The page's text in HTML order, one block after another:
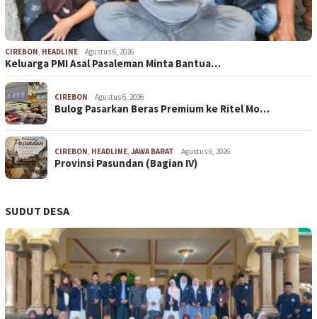
CIREBON HEADLINE Agustus 6, 2026
Keluarga PMI Asal Pasaleman Minta Bantua…
CIREBON Agustus 6, 2026
Bulog Pasarkan Beras Premium ke Ritel Mo…
CIREBON HEADLINE JAWA BARAT Agustus 6, 2026
Provinsi Pasundan (Bagian IV)
SUDUT DESA